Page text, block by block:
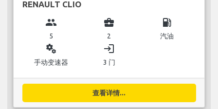
RENAULT CLIO
group
5
business_center
2
local_gas_station
汽油
miscellaneous_services
手动变速器
login
3 门
查看详情...